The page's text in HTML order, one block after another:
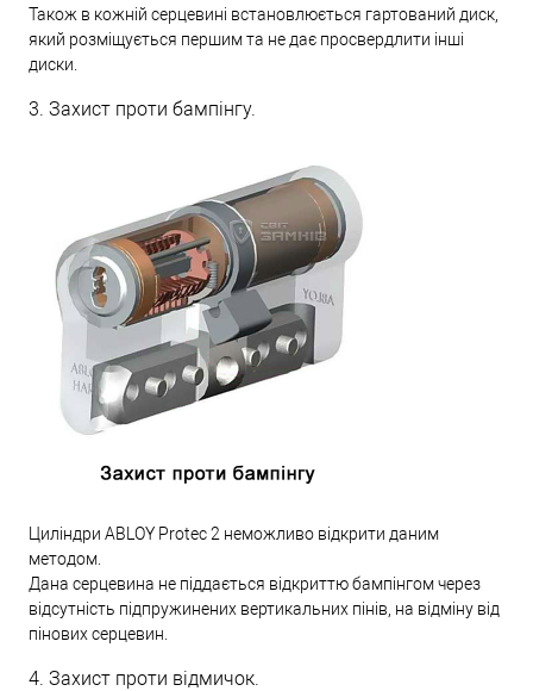
Також в кожній серцевині встановлюється гартований диск,
який розміщується першим та не дає просвердлити інші
диски.
3. Захист проти бампінгу.
Циліндри ABLOY Protec 2 неможливо відкрити даним
методом.
Дана серцевина не піддається відкриттю бампінгом через
відсутність підпружинених вертикальних пінів, на відміну від
пінових серцевин.
4. Захист проти відмичок.